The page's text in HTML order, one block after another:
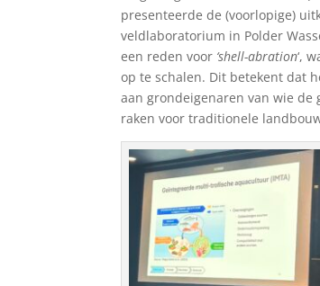
presenteerde de (voorlopige)
veldlaboratorium in Polder
een reden voor ‘shell-abration‘,
op te schalen. Dit betekent dat
aan grondeigenaren van wie
raken voor traditionele